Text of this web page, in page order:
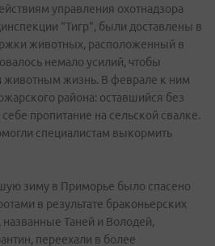
управления охотнадзора
"Тигр", были доставлены в
животных, расположенный в
немало усилий, чтобы
животным жизнь. В феврале к ним
района: оставшийся без
пропитание на сельской свалке.
специалистам выкормить
зиму в Приморье было спасено
в результате браконьерских
названные Таней и Володей,
переехали в более